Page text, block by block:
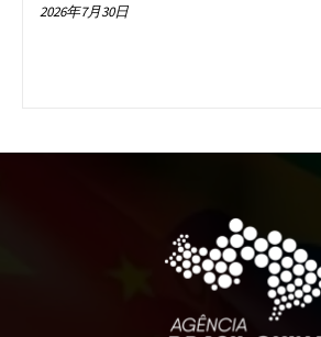
2026年7月30日